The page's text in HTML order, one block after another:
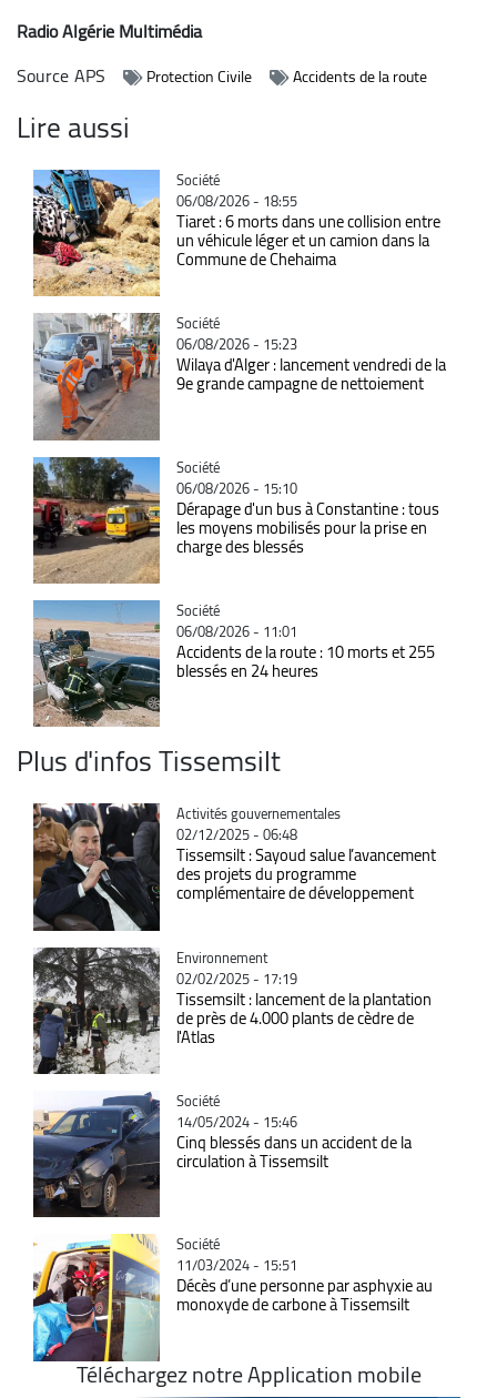
Radio Algérie Multimédia
SourceAPS Protection Civile Accidents de la route
Lire aussi
Catégorie
Société
06/08/2026 - 18:55
Tiaret : 6 morts dans une collision entre
un véhicule léger et un camion dans la
Commune de Chehaima
Catégorie
Société
06/08/2026 - 15:23
Wilaya d'Alger : lancement vendredi de la
9e grande campagne de nettoiement
Catégorie
Société
06/08/2026 - 15:10
Dérapage d'un bus à Constantine : tous
les moyens mobilisés pour la prise en
charge des blessés
Catégorie
Société
06/08/2026 - 11:01
Accidents de la route : 10 morts et 255
blessés en 24 heures
Plus d'infos Tissemsilt
Catégorie
Activités gouvernementales
02/12/2025 - 06:48
Tissemsilt : Sayoud salue l’avancement
des projets du programme
complémentaire de développement
Catégorie
Environnement
02/02/2025 - 17:19
Tissemsilt : lancement de la plantation
de près de 4.000 plants de cèdre de
l'Atlas
Catégorie
Société
14/05/2024 - 15:46
Cinq blessés dans un accident de la
circulation à Tissemsilt
Catégorie
Société
11/03/2024 - 15:51
Décès d’une personne par asphyxie au
monoxyde de carbone à Tissemsilt
Téléchargez notre Application mobile